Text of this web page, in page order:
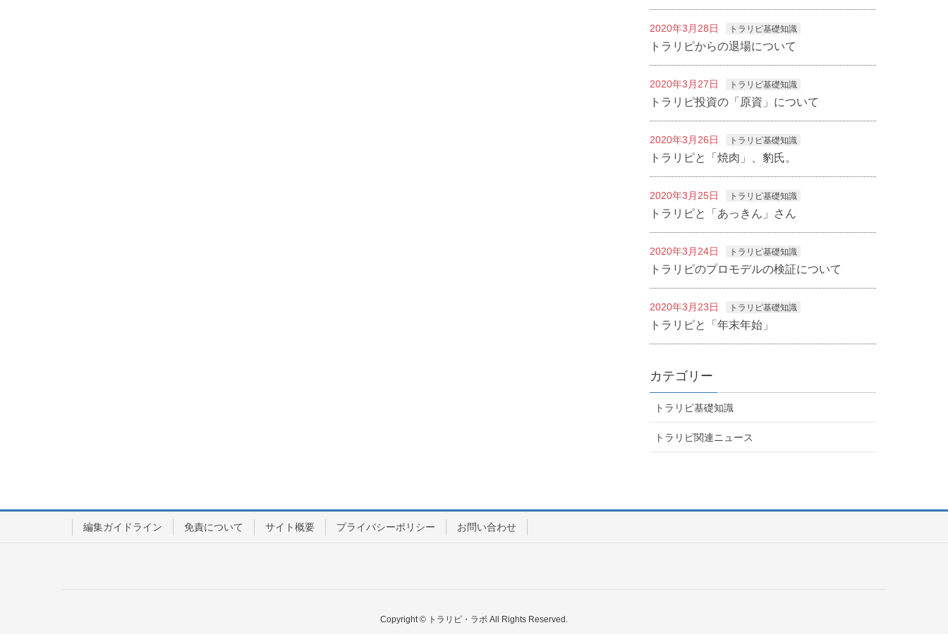
2020年3月28日 トラリピ基礎知識
トラリピからの退場について
2020年3月27日 トラリピ基礎知識
トラリピ投資の「原資」について
2020年3月26日 トラリピ基礎知識
トラリピと「焼肉」、豹氏。
2020年3月25日 トラリピ基礎知識
トラリピと「あっきん」さん
2020年3月24日 トラリピ基礎知識
トラリピのプロモデルの検証について
2020年3月23日 トラリピ基礎知識
トラリピと「年末年始」
カテゴリー
トラリピ基礎知識
トラリピ関連ニュース
編集ガイドライン 免責について サイト概要 プライバシーポリシー お問い合わせ
Copyright © トラリピ・ラボ All Rights Reserved.